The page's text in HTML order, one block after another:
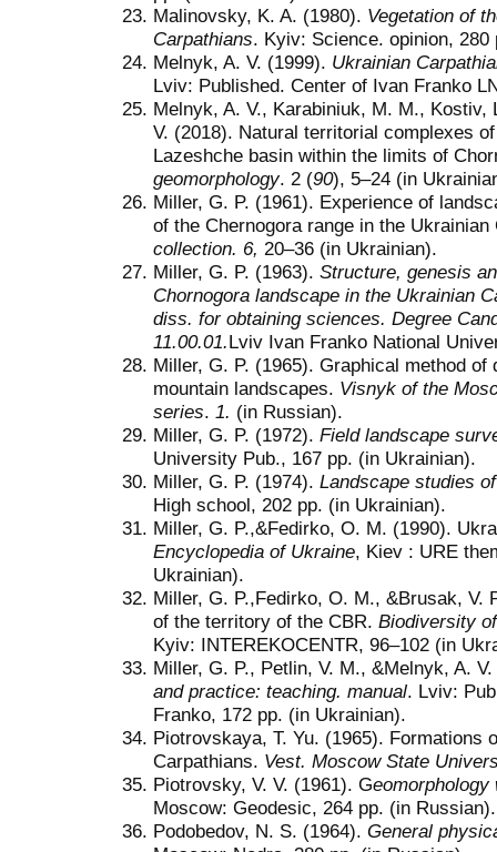
Malinovsky, K. A. (1980). Vegetation of
Carpathians. Kyiv: Science. opinion,
Melnyk, A. V. (1999). Ukrainian
Lviv: Published. Center of Ivan Franko
Melnyk, A. V., Karabiniuk, M. M.,
V. (2018). Natural territorial complexes
Lazeshche basin within the limits of
geomorphology. 2 (90), 5–24 (in
Miller, G. P. (1961). Experience of
of the Chernogora range in the
collection. 6, 20–36 (in Ukrainian).
Miller, G. P. (1963). Structure, genesis
Chornogora landscape in the Ukrainian
diss. for obtaining sciences. Degree
11.00.01.Lviv Ivan Franko National
Miller, G. P. (1965). Graphical method
mountain landscapes. Visnyk of the
series. 1. (in Russian).
Miller, G. P. (1972). Field landscape
University Pub., 167 pp. (in Ukrainian).
Miller, G. P. (1974). Landscape studies
High school, 202 pp. (in Ukrainian).
Miller, G. P.,&Fedirko, O. M. (1990).
Encyclopedia of Ukraine, Kiev : URE
Ukrainian).
Miller, G. P.,Fedirko, O. M., &Brusak, V.
of the territory of the CBR. Biodiversity
Kyiv: INTEREKOCENTR, 96–102 (in
Miller, G. P., Petlin, V. M., &Melnyk, A.
and practice: teaching. manual. Lviv:
Franko, 172 pp. (in Ukrainian).
Piotrovskaya, T. Yu. (1965). Formations
Carpathians. Vest. Moscow State
Piotrovsky, V. V. (1961). Geomorphology
Moscow: Geodesic, 264 pp. (in Russian).
Podobedov, N. S. (1964). General